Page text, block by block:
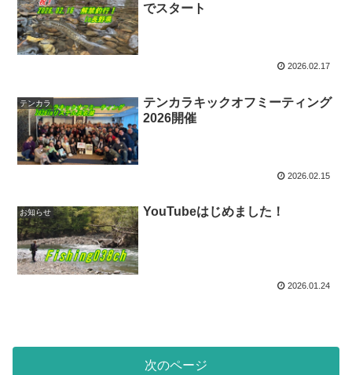
でスタート
2026.02.17
テンカラ
テンカラキックオフミーティング
2026開催
2026.02.15
お知らせ YouTubeはじめました！
2026.01.24
次のページ